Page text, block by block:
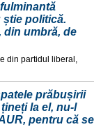
politică.
din umbră, de
din partidul liberal,
prăbușirii
la el, nu-l
pentru că se